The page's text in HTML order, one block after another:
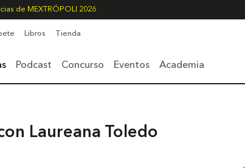
de MEXTRÓPOLI 2026
Libros Tienda
Podcast Concurso Eventos Academia
Laureana Toledo